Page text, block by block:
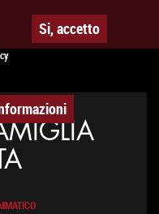
Si, accetto